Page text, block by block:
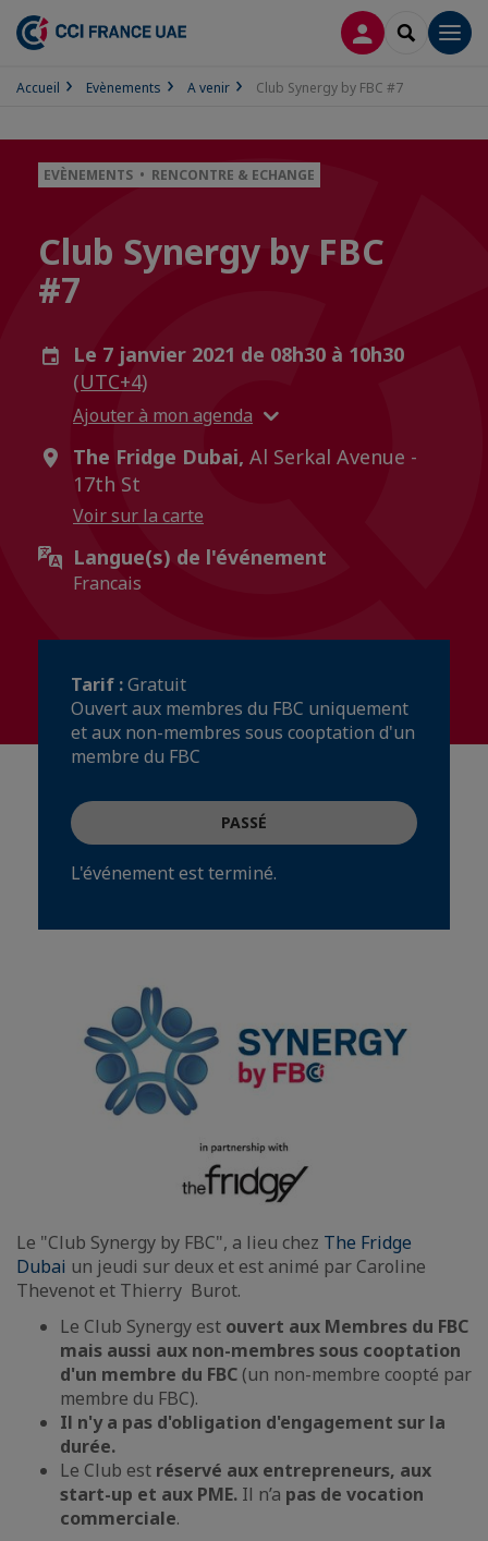
CONNEXION
Accueil Evènements A venir Club Synergy by FBC #7
EVÈNEMENTS • RENCONTRE & ECHANGE
Club Synergy by FBC
#7
Le 7 janvier 2021 de 08h30 à 10h30
(UTC+4)
Ajouter à mon agenda
The Fridge Dubai, Al Serkal Avenue -
17th St
Voir sur la carte
Langue(s) de l'événement
Francais
Tarif :Gratuit
Ouvert aux membres du FBC uniquement
et aux non-membres sous cooptation d'un
membre du FBC
PASSÉ
L'événement est terminé.
Le "Club Synergy by FBC", a lieu chez The Fridge
Dubai un jeudi sur deux et est animé par Caroline
Thevenot et Thierry Burot.
Le Club Synergy est ouvert aux Membres du FBC
mais aussi aux non-membres sous cooptation
d'un membre du FBC (un non-membre coopté par
membre du FBC).
Il n'y a pas d'obligation d'engagement sur la
durée.
Le Club est réservé aux entrepreneurs, aux
start-up et aux PME. Il n’a pas de vocation
commerciale.